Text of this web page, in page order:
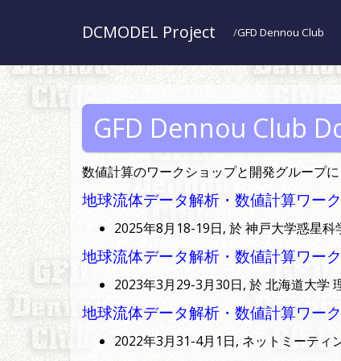
DCMODEL Project GFD Dennou Club
GFD Dennou Club
数値計算のワークショップと開発グループ
地球流体データ解析・数値計算ワー
2025年8月18-19日, 於 神戸大学惑星
地球流体データ解析・数値計算ワー
2023年3月29-3月30日, 於 北海道大学
地球流体データ解析・数値計算ワー
2022年3月31-4月1日, ネットミーティ